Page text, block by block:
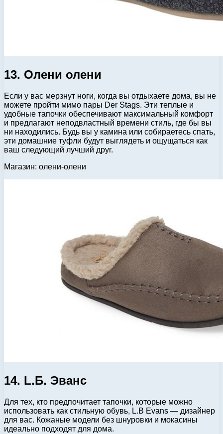
13. Олени олени
Если у вас мерзнут ноги, когда вы отдыхаете дома, вы не
можете пройти мимо пары Der Stags. Эти теплые и
удобные тапочки обеспечивают максимальный комфорт
и предлагают неподвластный времени стиль, где бы вы
ни находились. Будь вы у камина или собираетесь спать,
эти домашние туфли будут выглядеть и ощущаться как
ваш следующий лучший друг.
Магазин: олени-олени
14. L.Б. Эванс
Для тех, кто предпочитает тапочки, которые можно
использовать как стильную обувь, L.B Evans — дизайнер
для вас. Кожаные модели без шнуровки и мокасины
идеально подходят для дома.